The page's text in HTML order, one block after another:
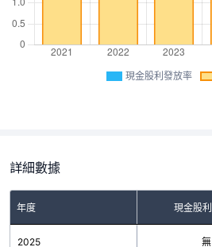
現金股利發放率
詳細數據
年度 現金股利
2025 無